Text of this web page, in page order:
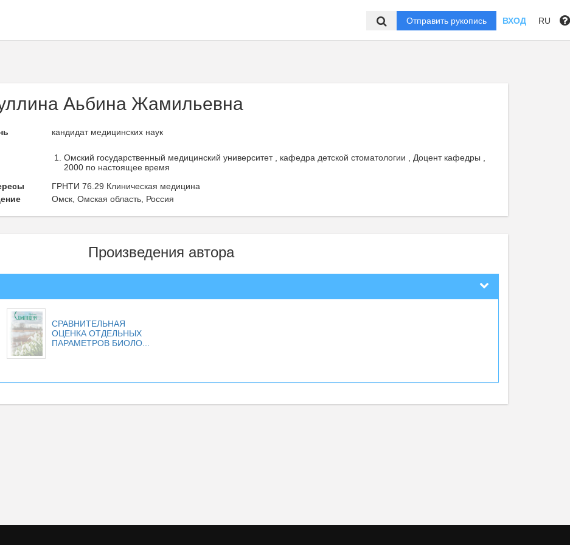
Отправить рукопись ВХОД RU
Аьбина Жамильевна
кандидат медицинских наук
Омский государственный медицинский университет , кафедра детской стоматологии , Доцент кафедры ,
2000 по настоящее время
ГРНТИ 76.29 Клиническая медицина
Омск, Омская область, Россия
Произведения автора
СРАВНИТЕЛЬНАЯ
ОЦЕНКА ОТДЕЛЬНЫХ
ПАРАМЕТРОВ БИОЛО...